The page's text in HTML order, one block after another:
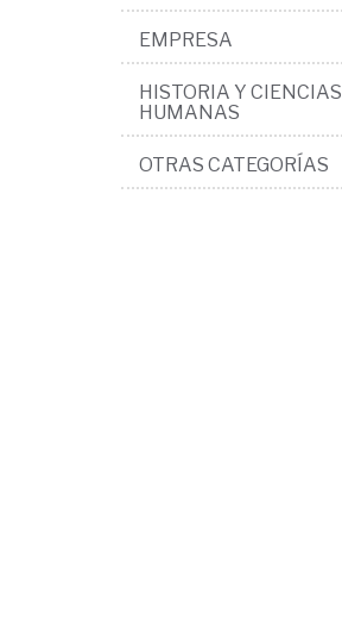
EMPRESA
HISTORIA Y CIENCIAS
HUMANAS
OTRAS CATEGORÍAS